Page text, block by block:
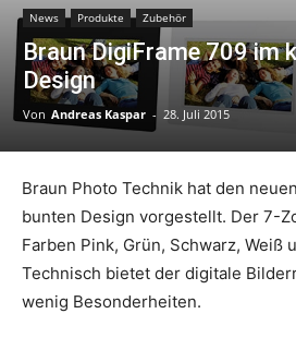
News Produkte Zubehör
Braun DigiFrame 709 im
Design
Von Andreas Kaspar - 28. Juli 2015
Braun Photo Technik hat den
bunten Design vorgestellt. Der 7-
Farben Pink, Grün, Schwarz, Weiß
Technisch bietet der digitale
wenig Besonderheiten.